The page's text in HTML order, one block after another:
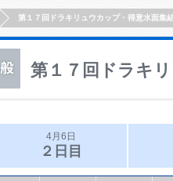
第１７回ドラキリュウカップ・得意水面集
第１７回ドラキ
4月6日
２日目